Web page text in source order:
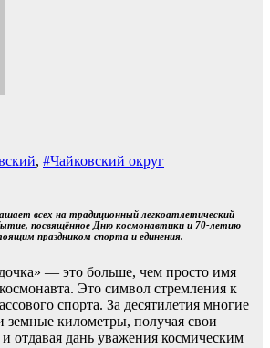
, #Чайковский округ
всех на традиционный легкоатлетический
посвящённое Дню космонавтики и 70-летию
праздником спорта и единения.
— это больше, чем просто имя
Это символ стремления к
спорта. За десятилетия многие
земные километры, получая свои
отдавая дань уважения космическим